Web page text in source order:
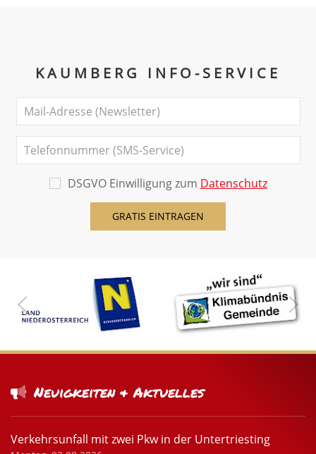
KAUMBERG INFO-SERVICE
DSGVO Einwilligung zum Datenschutz
Neuigkeiten & Aktuelles
Verkehrsunfall mit zwei Pkw in der Untertriesting